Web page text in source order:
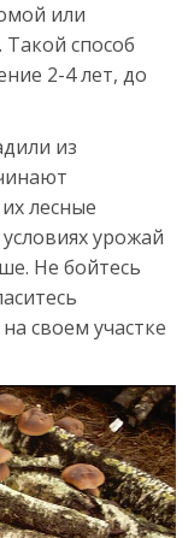
или
способ
2-4 лет, до
из
лесные
урожай
Не бойтесь
своем участке